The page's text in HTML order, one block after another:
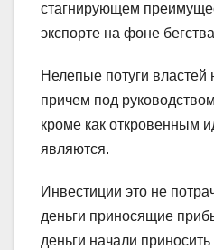
стагнирующем
экспорте на фоне
Нелепые потуги властей
причем под
кроме как откровенным
являются.
Инвестиции это не
деньги приносящие
деньги начали